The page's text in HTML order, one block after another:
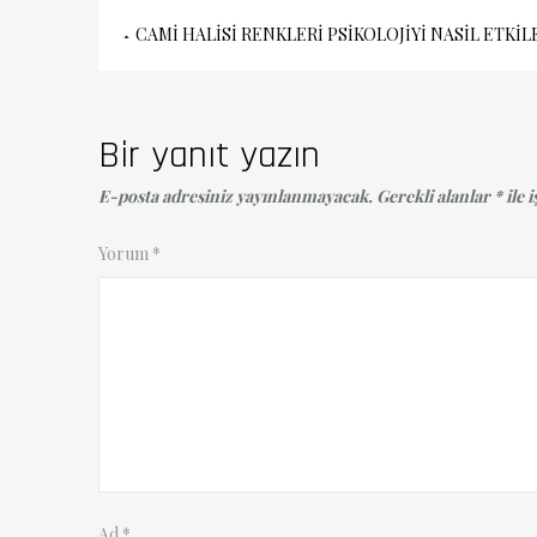
Yazı
CAMI HALISI RENKLERI PSIKOLOJIYI NASIL
Bir yanıt yazın
E-posta adresiniz yayınlanmayacak. Gerekli alanlar *ile
Yorum *